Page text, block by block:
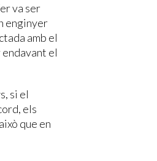
va ser
enginyer
amb el
endavant el
si el
els
que en